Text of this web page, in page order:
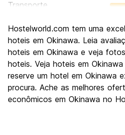
Transporte
Cultura
Festas / vida noturna
Custo-beneficio
Hostelworld.com tem uma
hoteis em Okinawa. Leia
hoteis em Okinawa e veja
hoteis. Veja hoteis em
reserve um hotel em Okinawa
procura. Ache as melhores
econômicos em Okinawa no